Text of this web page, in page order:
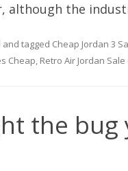
although the
and tagged Cheap Jordan 3
Cheap, Retro Air Jordan Sale
the bug